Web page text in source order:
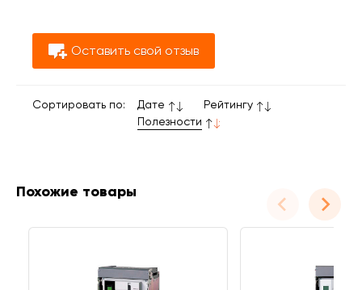
Оставить свой отзыв
Сортировать по: Дате
Рейтингу
Полезности
Похожие товары